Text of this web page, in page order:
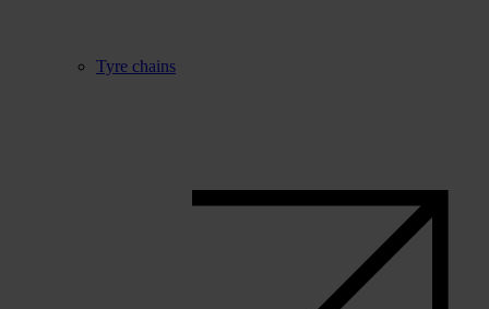
Tyre chains